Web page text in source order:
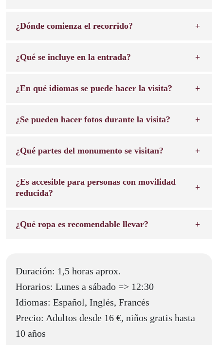
¿Dónde comienza el recorrido?
¿Qué se incluye en la entrada?
¿En qué idiomas se puede hacer la visita?
¿Se pueden hacer fotos durante la visita?
¿Qué partes del monumento se visitan?
¿Es accesible para personas con movilidad
reducida?
¿Qué ropa es recomendable llevar?
Duración: 1,5 horas aprox.
Horarios: Lunes a sábado => 12:30
Idiomas: Español, Inglés, Francés
Precio: Adultos desde 16 €, niños gratis hasta
10 años